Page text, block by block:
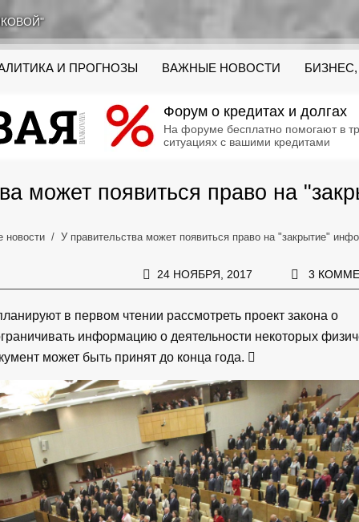
И ПРОГНОЗЫ ВАЖНЫЕ НОВОСТИ
Форум о кредитах и долгах
На форуме бесплатно помогают в
ситуациях с вашими кредитами
может появиться право на
новости У правительства может появиться право на "закрытие"
24 НОЯБРЯ, 2017 3
в первом чтении рассмотреть проект закона о
информацию о деятельности некоторых
может быть принят до конца года.